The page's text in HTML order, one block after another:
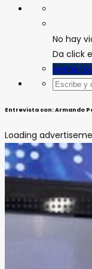
No hay
Da click
Verlos
Entrevista con: Armando
Loading